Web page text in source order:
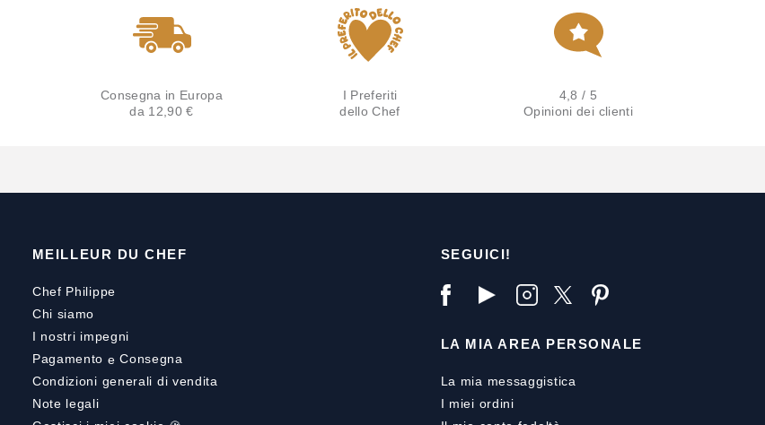
Consegna in Europa
da 12,90 €
I Preferiti
dello Chef
4,8 / 5
Opinioni dei clienti
MEILLEUR DU CHEF
Chef Philippe
Chi siamo
I nostri impegni
Pagamento eConsegna
Condizioni generali di vendita
Note legali
SEGUICI!
LA MIA AREA PERSONALE
La mia messaggistica
I miei ordini